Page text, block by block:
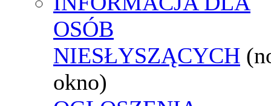
OSÓB
NIESŁYSZĄCYCH
okno)